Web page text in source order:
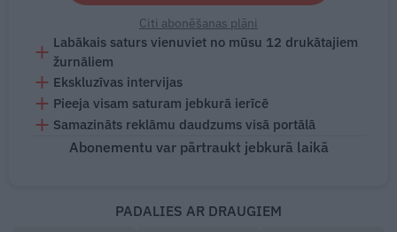
Citi abonēšanas plāni
Labākais saturs vienuviet no mūsu 12 drukātajiem
žurnāliem
Ekskluzīvas intervijas
Pieeja visam saturam jebkurā ierīcē
Samazināts reklāmu daudzums visā portālā
Abonementu var pārtraukt jebkurā laikā
PADALIES AR DRAUGIEM